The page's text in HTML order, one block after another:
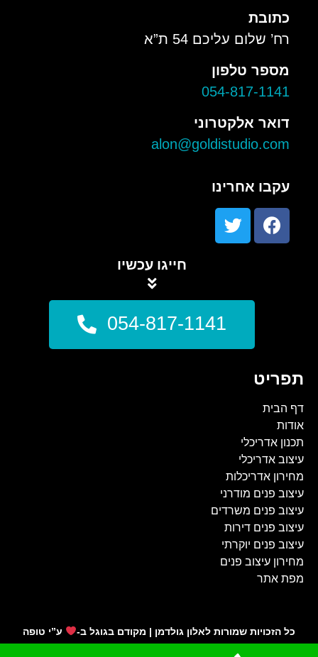
כתובת
רח’ שלום עליכם 54 ת”א
מספר טלפון
054-817-1141
דואר אלקטרוני
alon@goldistudio.com
עקבו אחרינו
חייגו עכשיו
054-817-1141
תפריט
דף הבית
אודות
תכנון אדריכלי
עיצוב אדריכלי
מחירון אדריכלות
עיצוב פנים מודרני
עיצוב פנים משרדים
עיצוב פנים דירות
עיצוב פנים יוקרתי
מחירון עיצוב פנים
מפת אתר
כל הזכויות שמורות לאלון גולדמן | מקודם בגוגל ב- ע”י טופה